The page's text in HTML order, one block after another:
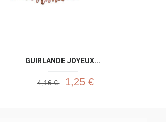
GUIRLANDE JOYEUX...
4,16 € 1,25 €